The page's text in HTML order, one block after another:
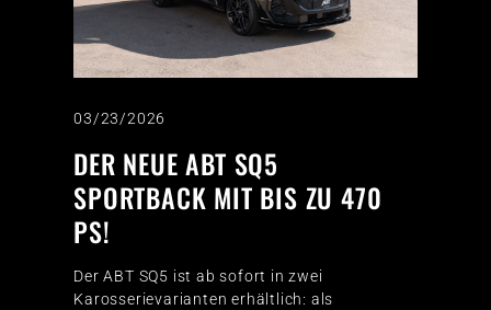
03/23/2026
DER NEUE ABT SQ5
SPORTBACK MIT BIS ZU 470
PS!
Der ABT SQ5 ist ab sofort in zwei
Karosserievarianten erhältlich: als